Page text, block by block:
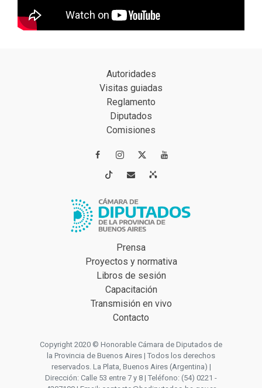
Autoridades
Visitas guiadas
Reglamento
Diputados
Comisiones
 
 
Prensa
Proyectos y normativa
Libros de sesión
Capacitación
Transmisión en vivo
Contacto
Copyright 2020 © Honorable Cámara de Diputados de
la Provincia de Buenos Aires | Todos los derechos
reservados. La Plata, Buenos Aires (Argentina) |
Dirección: Calle 53 entre 7 y 8 | Teléfono: (54) 0221 -